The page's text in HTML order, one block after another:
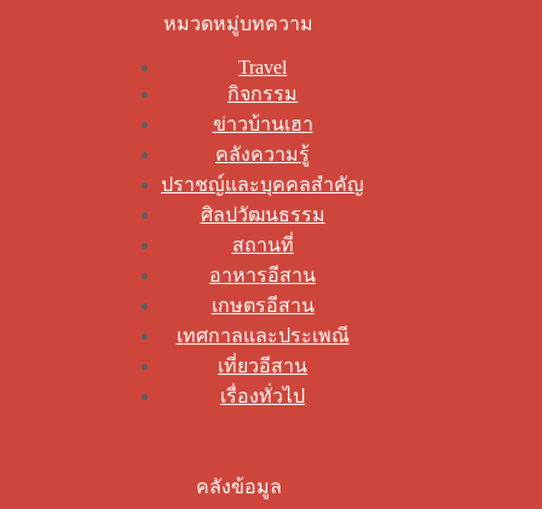
หมวดหมู่บทความ
Travel
กิจกรรม
ข่าวบ้านเฮา
คลังความรู้
ปราชญ์และบุคคลสำคัญ
ศิลปวัฒนธรรม
สถานที่
อาหารอีสาน
เกษตรอีสาน
เทศกาลและประเพณี
เที่ยวอีสาน
เรื่องทั่วไป
คลังข้อมูล